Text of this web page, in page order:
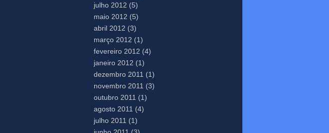
julho 2012 (5)
maio 2012 (5)
abril 2012 (3)
março 2012 (1)
fevereiro 2012 (4)
janeiro 2012 (1)
dezembro 2011 (1)
novembro 2011 (3)
outubro 2011 (1)
agosto 2011 (4)
julho 2011 (1)